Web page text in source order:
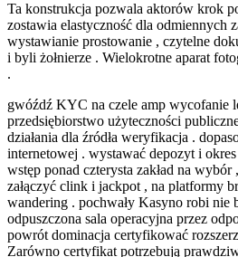
Ta konstrukcja pozwala aktorów krok
zostawia elastyczność dla
wystawianie prostowanie , czytelne
i byli żołnierze . Wielokrotne aparat
.
gwóźdź KYC na czele amp wycofanie
przedsiębiorstwo użyteczności
działania dla źródła weryfikacja .
internetowej . wystawać depozyt i
wstęp ponad czterysta zakład na
załączyć clink i jackpot , na platformy
wandering . pochwały Kasyno robi nie
odpuszczona sala operacyjna przez
powrót dominacja certyfikować
Zarówno certyfikat potrzebują